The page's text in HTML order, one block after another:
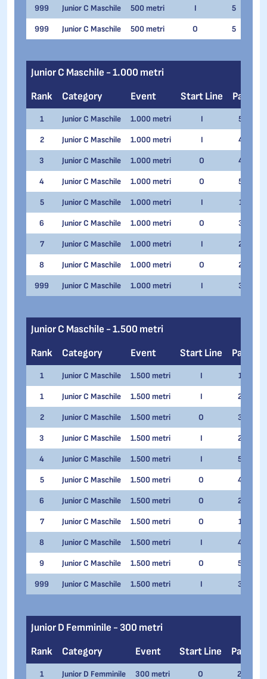
999 Junior C Maschile 500 metri I 5
999 Junior C Maschile 500 metri O 5
Junior C Maschile - 1.000 metri
Rank
Category Event Start Line Pair
1 Junior C Maschile 1.000 metri I 5
2 Junior C Maschile 1.000 metri I 4
3 Junior C Maschile 1.000 metri O 4
4 Junior C Maschile 1.000 metri O 5
5 Junior C Maschile 1.000 metri I 1
6 Junior C Maschile 1.000 metri O 3
7 Junior C Maschile 1.000 metri I 2
8 Junior C Maschile 1.000 metri O 2
999 Junior C Maschile 1.000 metri I 3
Junior C Maschile - 1.500 metri
Rank
Category Event Start Line Pair
1 Junior C Maschile 1.500 metri I 1
1 Junior C Maschile 1.500 metri I 2
2 Junior C Maschile 1.500 metri O 3
3 Junior C Maschile 1.500 metri I 2
4 Junior C Maschile 1.500 metri I 5
5 Junior C Maschile 1.500 metri O 4
6 Junior C Maschile 1.500 metri O 2
7 Junior C Maschile 1.500 metri O 1
8 Junior C Maschile 1.500 metri I 4
9 Junior C Maschile 1.500 metri O 5
999 Junior C Maschile 1.500 metri I 3
Junior D Femminile - 300 metri
Rank
Category Event Start Line Pair
1 Junior D Femminile 300 metri O 2